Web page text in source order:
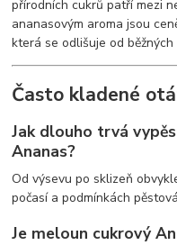
přírodních cukrů patří mezi
ananasovým aroma jsou
která se odlišuje od
Často kladené
Jak dlouho trvá
Ananas?
Od výsevu po sklizeň
počasí a podmínkách
Je meloun cukrový